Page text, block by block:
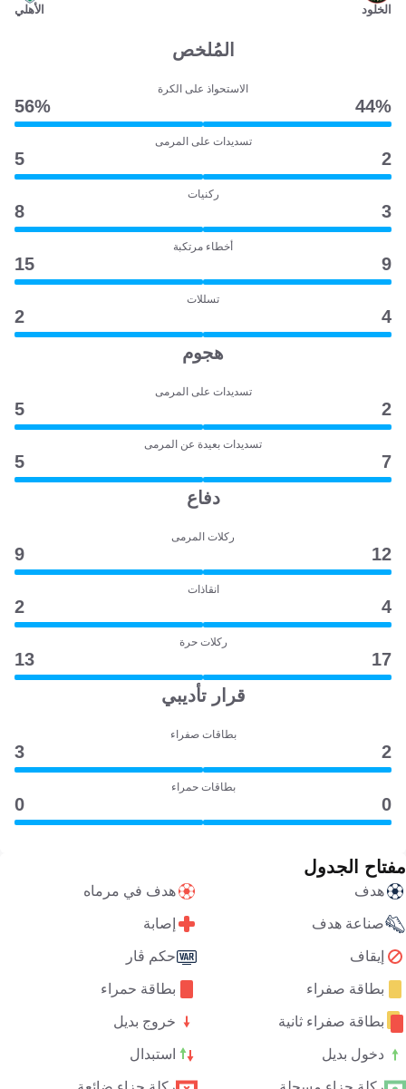
الخلود الأهلي
المُلخص
الاستحواذ على الكرة
44‎%‎
56‎%‎
تسديدات على المرمى
2
5
ركنيات
3
8
أخطاء مرتكبة
9
15
تسللات
4
2
هجوم
تسديدات على المرمى
2
5
تسديدات بعيدة عن المرمى
7
5
دفاع
ركلات المرمى
12
9
انقاذات
4
2
ركلات حرة
17
13
قرار تأديبي
بطاقات صفراء
2
3
بطاقات حمراء
0
0
مفتاح الجدول
هدف هدف في مرماه
صناعة هدف إصابة
إيقاف حكم ڤار
بطاقة صفراء بطاقة حمراء
بطاقة صفراء ثانية خروج بديل
دخول بديل استبدال